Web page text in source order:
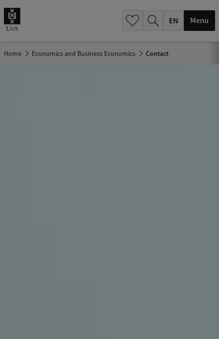
Menu
Home Economics and Business Economics Contact